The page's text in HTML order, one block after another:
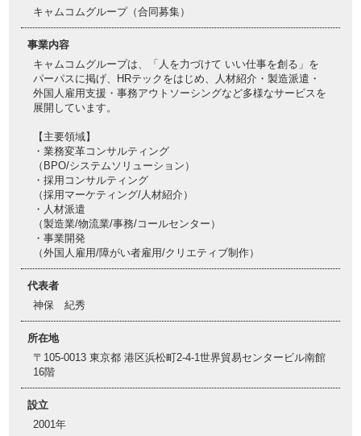
キャムコムグループ（合同募集）
事業内容
キャムコムグループは、「人を力づけて いい仕事を創る」を
パーパスに掲げ、HRテックをはじめ、人材紹介・製造派遣・
外国人雇用支援・事務アウトソーシングなど多様なサービスを
展開しています。
【主要領域】
・業務変革コンサルティング
（BPO/システムソリューション）
・採用コンサルティング
（採用マーケティング/人材紹介）
・人材派遣
（製造業/物流業/事務/コールセンター）
・事業開発
（外国人雇用/障がい者雇用/クリエティブ制作）
代表者
神保 紀秀
所在地
〒105-0013 東京都 港区浜松町2-4-1世界貿易センタービル南館
16階
設立
2001年